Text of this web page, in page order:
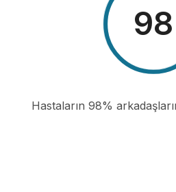
98
Hastaların 98%